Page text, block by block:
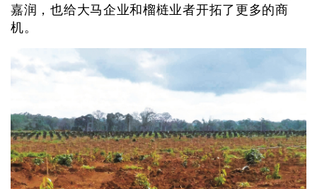
嘉润，也给大马企业和榴梿业者开拓了更多的商
机。